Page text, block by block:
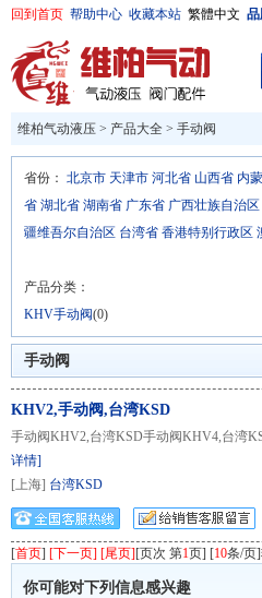
回到首页 帮助中心 收藏本站 繁體中文
维柏气动液压 > 产品大全 > 手动阀
省份： 北京市 天津市 河北省 山西省 内
省 湖北省 湖南省 广东省 广西壮族自治区
疆维吾尔自治区 台湾省 香港特别行政区
产品分类：
KHV手动阀(0)
手动阀
KHV2,手动阀,台湾KSD
手动阀KHV2,台湾KSD手动阀KHV4,台湾
详情]
[上海] 台湾KSD
[首页] [下一页] [尾页][页次 第1页] [10条/页]
你可能对下列信息感兴趣